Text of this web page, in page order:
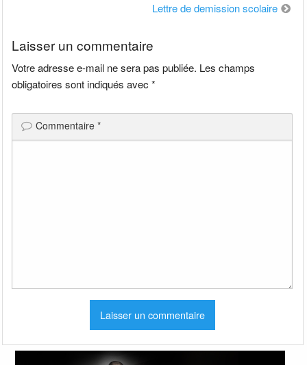
Lettre de demission scolaire
Laisser un commentaire
Votre adresse e-mail ne sera pas publiée. Les champs
obligatoires sont indiqués avec*
Commentaire*